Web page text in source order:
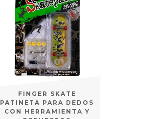
FINGER SKATE
PATINETA PARA DEDOS
CON HERRAMIENTA Y